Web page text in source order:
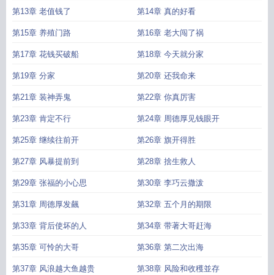
第13章 老值钱了 第14章 真的好看
第15章 养殖门路 第16章 老大闯了祸
第17章 花钱买破船 第18章 今天就分家
第19章 分家 第20章 还我命来
第21章 装神弄鬼 第22章 你真厉害
第23章 肯定不行 第24章 周德厚见钱眼开
第25章 继续往前开 第26章 旗开得胜
第27章 风暴提前到 第28章 捨生救人
第29章 张福的小心思 第30章 李巧云撒泼
第31章 周德厚发飆 第32章 五个月的期限
第33章 背后使坏的人 第34章 带著大哥赶海
第35章 可怜的大哥 第36章 第二次出海
第37章 风浪越大鱼越贵 第38章 风险和收穫並存